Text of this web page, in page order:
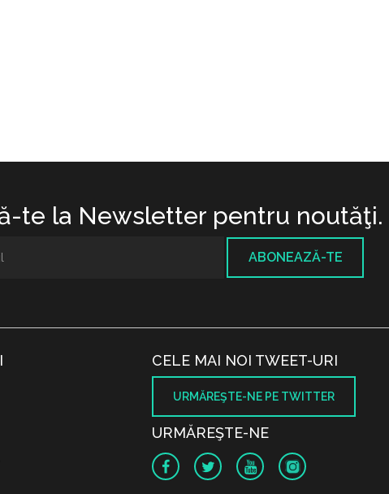
te la Newsletter pentru noutăţi.
ABONEAZĂ-TE
CELE MAI NOI TWEET-URI
URMĂREŞTE-NE PE TWITTER
URMĂREŞTE-NE